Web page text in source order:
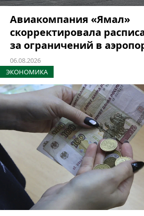
Авиакомпания «Ямал»
скорректировала
за ограничений в
06.08.2026
ЭКОНОМИКА